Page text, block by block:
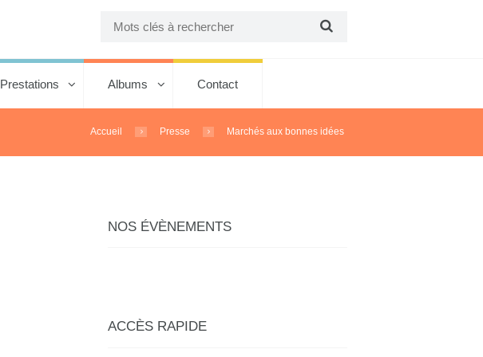
Prestations Albums Contact
Accueil Presse Marchés aux bonnes idées
NOS ÉVÈNEMENTS
ACCÈS RAPIDE